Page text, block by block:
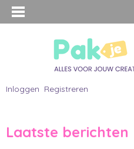
Inloggen Registreren
Laatste berichten